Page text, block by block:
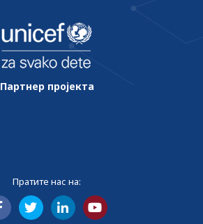
Партнер пројекта
Пратите нас на: